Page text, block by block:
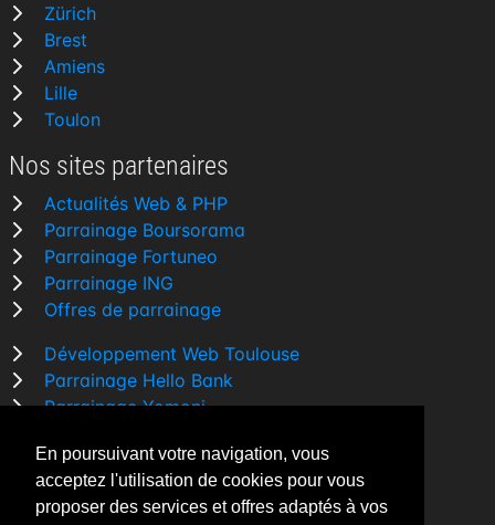
En poursuivant votre navigation, vous
acceptez l'utilisation de cookies pour vous
proposer des services et offres adaptés à vos
Zürich
Brest
Amiens
Lille
Toulon
Nos sites partenaires
Actualités Web & PHP
Parrainage Boursorama
Parrainage Fortuneo
Parrainage ING
Offres de parrainage
Développement Web Toulouse
Parrainage Hello Bank
Parrainage Yomoni
Comparatif banque